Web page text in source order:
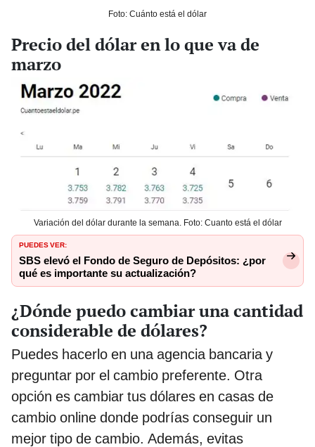
Foto: Cuánto está el dólar
Precio del dólar en lo que va de
marzo
Variación del dólar durante la semana. Foto: Cuanto está el dólar
PUEDES VER:
SBS elevó el Fondo de Seguro de Depósitos: ¿por
qué es importante su actualización?
¿Dónde puedo cambiar una cantidad
considerable de dólares?
Puedes hacerlo en una agencia bancaria y
preguntar por el cambio preferente. Otra
opción es cambiar tus dólares en casas de
cambio online donde podrías conseguir un
mejor tipo de cambio. Además, evitas